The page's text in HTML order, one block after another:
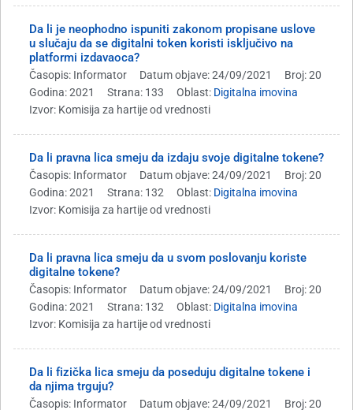
Da li je neophodno ispuniti zakonom propisane uslove
u slučaju da se digitalni token koristi isključivo na
platformi izdavaoca?
Časopis: Informator Datum objave: 24/09/2021
Broj: 20
Godina: 2021
Strana: 133 Oblast: Digitalna imovina
Izvor: Komisija za hartije od vrednosti
Da li pravna lica smeju da izdaju svoje digitalne tokene?
Časopis: Informator Datum objave: 24/09/2021
Broj: 20
Godina: 2021
Strana: 132 Oblast: Digitalna imovina
Izvor: Komisija za hartije od vrednosti
Da li pravna lica smeju da u svom poslovanju koriste
digitalne tokene?
Časopis: Informator Datum objave: 24/09/2021
Broj: 20
Godina: 2021
Strana: 132 Oblast: Digitalna imovina
Izvor: Komisija za hartije od vrednosti
Da li fizička lica smeju da poseduju digitalne tokene i
da njima trguju?
Časopis: Informator Datum objave: 24/09/2021
Broj: 20